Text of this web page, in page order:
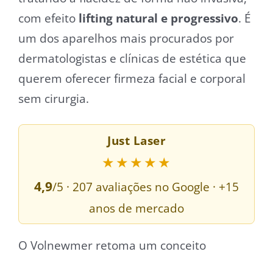
com efeito lifting natural e progressivo. É
um dos aparelhos mais procurados por
dermatologistas e clínicas de estética que
querem oferecer firmeza facial e corporal
sem cirurgia.
Just Laser
★★★★★
4,9/5 · 207 avaliações no Google · +15
anos de mercado
O Volnewmer retoma um conceito